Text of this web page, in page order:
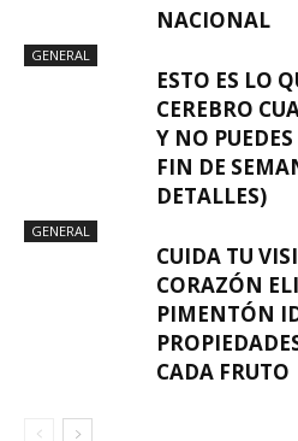
NACIONAL
GENERAL
ESTO ES LO
CEREBRO
Y NO
FIN DE
DETALLES)
GENERAL
CUIDA TU
CORAZÓN
PIMENTÓN
CADA FRUTO